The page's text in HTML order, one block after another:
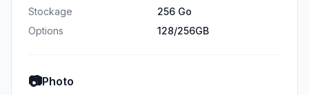
Stockage
256 Go
Options
128/256GB
📷Photo